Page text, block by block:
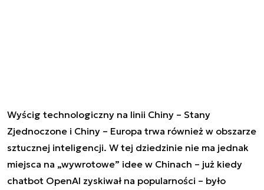
Wyścig technologiczny na linii Chiny – Stany
Zjednoczone i Chiny – Europa trwa również w obszarze
sztucznej inteligencji. W tej dziedzinie nie ma jednak
miejsca na „wywrotowe” idee w Chinach – już kiedy
chatbot OpenAI zyskiwał na popularności – było